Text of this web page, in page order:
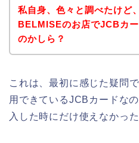
私自身、色々と調べたけど
BELMISEのお店でJCBカ
のかしら？
これは、最初に感じた疑問
用できているJCBカードな
入した時にだけ使えなかった